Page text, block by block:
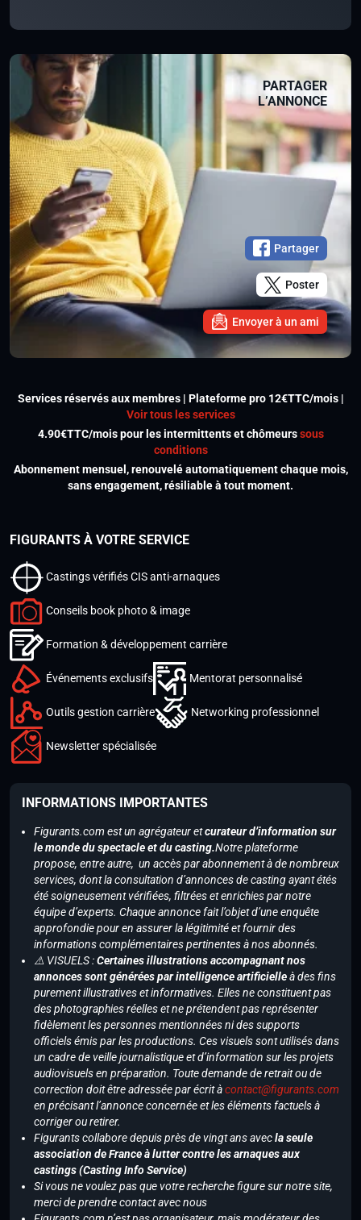
PARTAGER
L’ANNONCE
Partager
Poster
Envoyer à un ami
Services réservés aux membres | Plateforme pro 12€TTC/mois |
Voir tous les services
4.90€TTC/mois pour les intermittents et chômeurssous
conditions
Abonnement mensuel, renouvelé automatiquement chaque mois,
sans engagement, résiliable à tout moment.
FIGURANTS À VOTRE SERVICE
Castings vérifiés CIS anti-arnaques
Conseils book photo & image
Formation & développement carrière
Événements exclusifs Mentorat personnalisé
Outils gestion carrière Networking professionnel
Newsletter spécialisée
INFORMATIONS IMPORTANTES
Figurants.com est un agrégateur etcurateur d’information sur
le monde du spectacle et du casting.Notre plateforme
propose, entre autre, un accès par abonnement à de nombreux
services, dont la consultation d’annonces de casting ayant étés
été soigneusement vérifiées, filtrées et enrichies par notre
équipe d’experts. Chaque annonce fait l’objet d’une enquête
approfondie pour en assurer la légitimité et fournir des
informations complémentaires pertinentes à nos abonnés.
⚠️ VISUELS :Certaines illustrations accompagnant nos
annonces sont générées par intelligence artificielleà des fins
purement illustratives et informatives. Elles ne constituent pas
des photographies réelles et ne prétendent pas représenter
fidèlement les personnes mentionnées ni des supports
officiels émis par les productions. Ces visuels sont utilisés dans
un cadre de veille journalistique et d’information sur les projets
audiovisuels en préparation. Toute demande de retrait ou de
correction doit être adressée par écrit àcontact@figurants.com
en précisant l’annonce concernée et les éléments factuels à
corriger ou retirer.
Figurants collabore depuis près de vingt ans avecla seule
association de France à lutter contre les arnaques aux
castings (Casting Info Service)
Si vous ne voulez pas que votre recherche figure sur notre site,
merci de prendre contact avec nous